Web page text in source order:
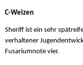
C-Weizen
Sheriff ist ein sehr
verhaltener
Fusariumnote vier.